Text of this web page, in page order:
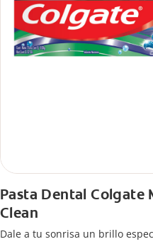
Pasta Dental Colgate
Clean
Dale a tu sonrisa un brillo